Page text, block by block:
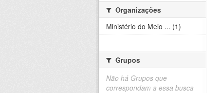
Organizações
Ministério do Meio ... (1)
Grupos
Não há Grupos que
correspondam a essa busca